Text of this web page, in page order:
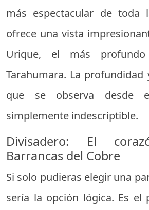
más espectacular de toda
ofrece una vista
Urique, el más
Tarahumara. La profundidad
que se observa desde
simplemente indescriptible.
Divisadero: El
Barrancas del Cobre
Si solo pudieras elegir una
sería la opción lógica. Es el